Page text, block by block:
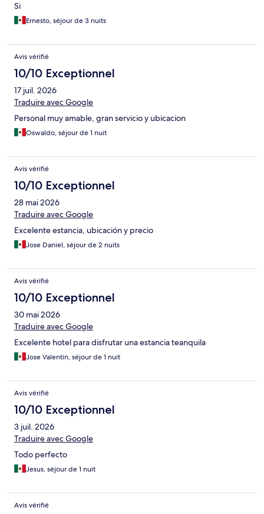
Si
Ernesto, séjour de 3 nuits
Avis vérifié
10/10 Exceptionnel
17 juil. 2026
Traduire avec Google
Personal muy amable, gran servicio y ubicacion
Oswaldo, séjour de 1 nuit
Avis vérifié
10/10 Exceptionnel
28 mai 2026
Traduire avec Google
Excelente estancia, ubicación y precio
Jose Daniel, séjour de 2 nuits
Avis vérifié
10/10 Exceptionnel
30 mai 2026
Traduire avec Google
Excelente hotel para disfrutar una estancia teanquila
Jose Valentin, séjour de 1 nuit
Avis vérifié
10/10 Exceptionnel
3 juil. 2026
Traduire avec Google
Todo perfecto
Jesus, séjour de 1 nuit
Avis vérifié